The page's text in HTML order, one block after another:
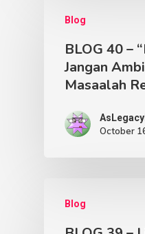
Blog
BLOG 40 –
Jangan
Masaalah
October
Blog